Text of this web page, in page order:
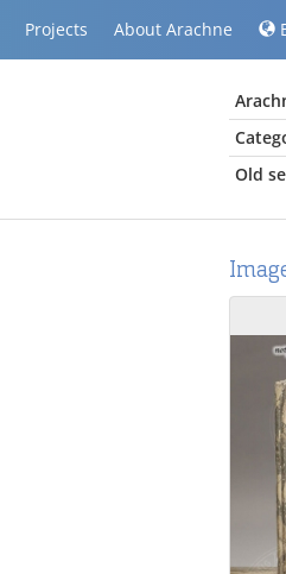
Projects About Arachne
Old